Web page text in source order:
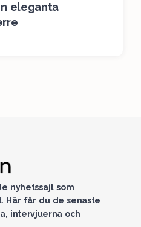
eleganta
nyhetssajt som
Här får du de senaste
intervjuerna och